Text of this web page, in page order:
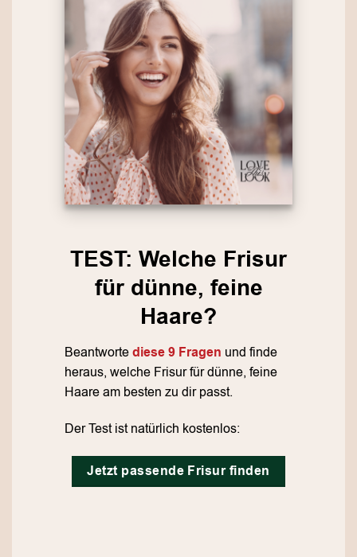
TEST: Welche Frisur
für dünne, feine
Haare?
Beantwortediese 9 Fragen und finde
heraus, welche Frisur für dünne, feine
Haare am besten zu dir passt.
Der Test ist natürlich kostenlos:
Jetzt passende Frisur finden